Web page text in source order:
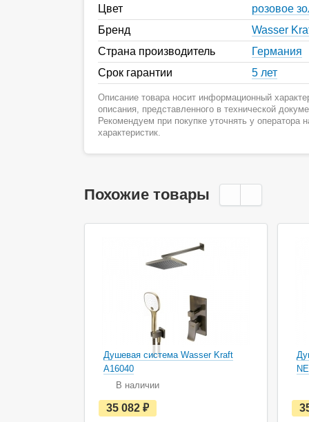
Цвет
розовое
Бренд
Wasser
Страна производитель
Германия
Срок гарантии
5 лет
Описание товара носит информационный
описания, представленного в технической
Рекомендуем при покупке уточнять у
характеристик.
Похожие товары
Душевая система Wasser Kraft
A16040
В наличии
е
с
35 082